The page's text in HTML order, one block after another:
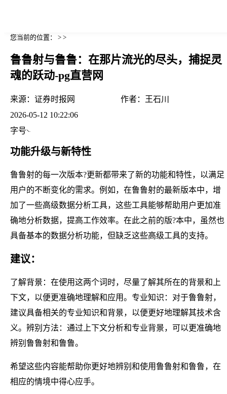
您当前的位置： > >
鲁鲁射与鲁鲁：在那片流光的尽头，捕捉灵
魂的跃动-pg直营网
来源： 证券时报网 作者：
王石川
2026-05-12 10:22:06
字号
功能升级与新特性
鲁鲁射的每一次版本?更新都带来了新的功能和特性，以满足
用户的不断变化的需求。例如，在鲁鲁射的最新版本中，增
加了一些高级数据分析工具，这些工具能够帮助用户更加准
确地分析数据，提高工作效率。在此之前的版?本中，虽然也
具备基本的数据分析功能，但缺乏这些高级工具的支持。
建议：
了解背景：在使用这两个词时，尽量了解其所在的背景和上
下文，以便更准确地理解和应用。专业知识：对于鲁鲁射，
建议具备相关的专业知识和背景，以便更好地理解其技术含
义。辨别方法：通过上下文分析和专业背景，可以更准确地
辨别鲁鲁射和鲁鲁。
希望这些内容能帮助你更好地辨别和使用鲁鲁射和鲁鲁，在
相应的情境中得心应手。